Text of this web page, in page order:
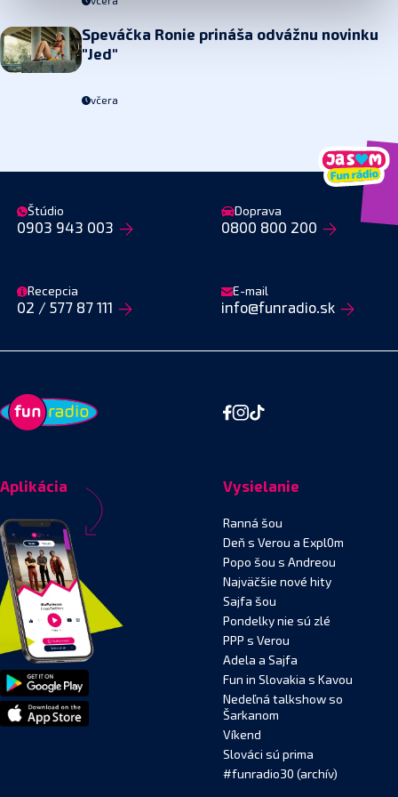
Speváčka Ronie prináša odvážnu novinku
"Jed"
včera
Štúdio
0903 943 003
Doprava
0800 800 200
Recepcia
02 / 577 87 111
E-mail
info@funradio.sk
Aplikácia Vysielanie
Ranná šou
Deň s Verou a Expl0m
Popo šou s Andreou
Najväčšie nové hity
Sajfa šou
Pondelky nie sú zlé
PPP s Verou
Adela a Sajfa
Fun in Slovakia s Kavou
Nedeľná talkshow so
Šarkanom
Víkend
Slováci sú prima
#funradio30 (archív)